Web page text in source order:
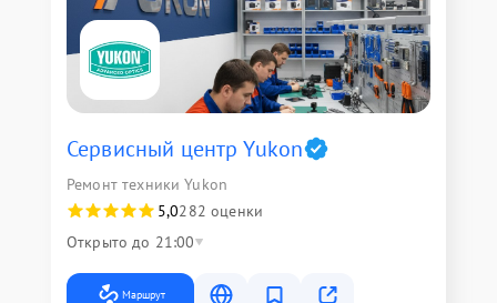
Сервисный центр Yukon
Ремонт техники Yukon
5,0282 оценки
Открыто до 21:00
Маршрут